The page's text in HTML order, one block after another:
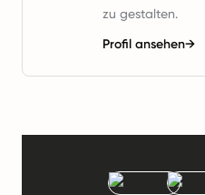
zu gestalten.
Profil ansehen→